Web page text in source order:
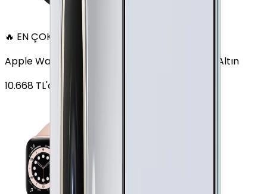
🔥 EN ÇOK SATAN
Apple Watch Series 6 Alüminyum 40mm GPS Altın
10.668 TL'den başlayan fiyatlar